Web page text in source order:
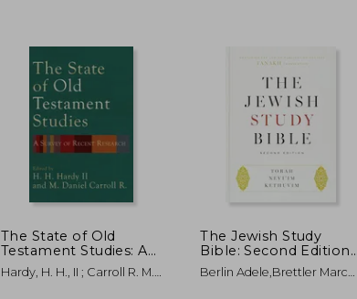
50%
dcto.
50%
dcto.
The State of Old
Testament Studies: A
Survey of Recent
Research (en Inglés)
Hardy, H. H., II ; Carroll R. M.
The Jewish Study
Bible: Second Edition
(en Inglés)
Berlin Adele,Brettler Marc